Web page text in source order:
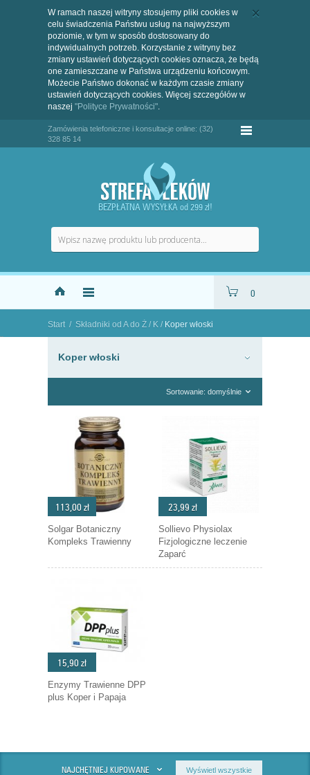
W ramach naszej witryny stosujemy pliki cookies w
celu świadczenia Państwu usług na najwyższym
poziomie, w tym w sposób dostosowany do
indywidualnych potrzeb. Korzystanie z witryny bez
zmiany ustawień dotyczących cookies oznacza, że będą
one zamieszczane w Państwa urządzeniu końcowym.
Możecie Państwo dokonać w każdym czasie zmiany
ustawień dotyczących cookies. Więcej szczegółów w
naszej "Polityce Prywatności".
Zamówienia telefoniczne i konsultacje online: (32)
328 85 14
BEZPŁATNA WYSYŁKA od 299 zł!
0
Start / Składniki od A do Ż / K / Koper włoski
"
Koper włoski
Sortowanie: domyślnie
113,00 zł
Solgar Botaniczny
Kompleks Trawienny
23,99 zł
Sollievo Physiolax
Fizjologiczne leczenie
Zaparć
15,90 zł
Enzymy Trawienne DPP
plus Koper i Papaja
NAJCHĘTNIEJ KUPOWANE Wyświetl wszystkie